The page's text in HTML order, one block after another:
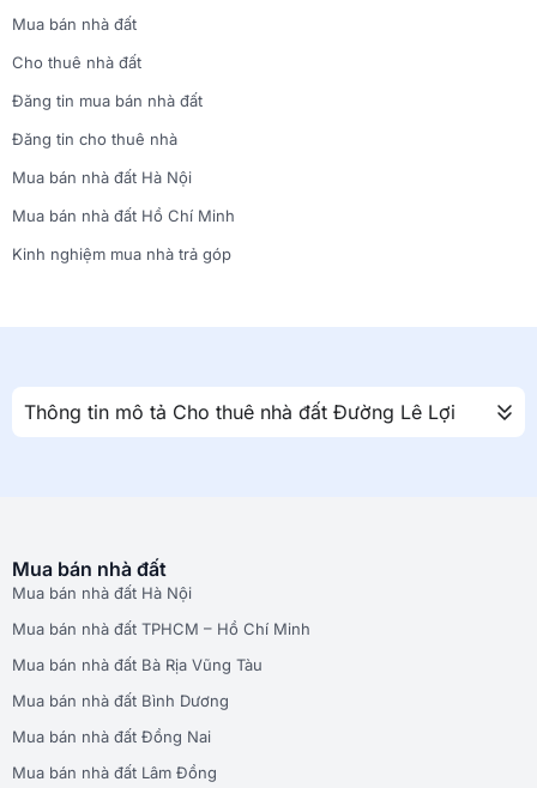
Mua bán nhà đất
Cho thuê nhà đất
Đăng tin mua bán nhà đất
Đăng tin cho thuê nhà
Mua bán nhà đất Hà Nội
Mua bán nhà đất Hồ Chí Minh
Kinh nghiệm mua nhà trả góp
Thông tin mô tả Cho thuê nhà đất Đường Lê Lợi
Mua bán nhà đất
Mua bán nhà đất Hà Nội
Mua bán nhà đất TPHCM – Hồ Chí Minh
Mua bán nhà đất Bà Rịa Vũng Tàu
Mua bán nhà đất Bình Dương
Mua bán nhà đất Đồng Nai
Mua bán nhà đất Lâm Đồng